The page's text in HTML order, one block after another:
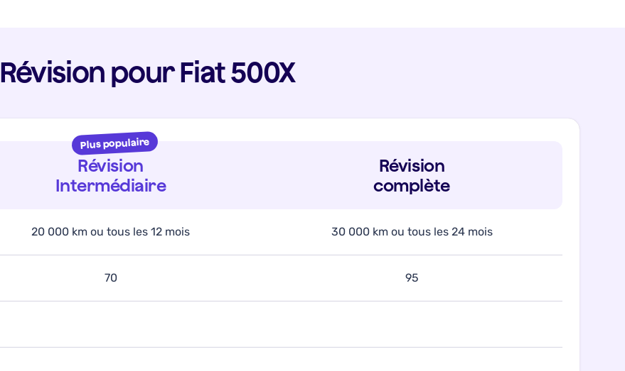
Révision pour Fiat 500X
Plus populaire
Révision
Intermédiaire
Révision
complète
20 000 km ou tous les 12 mois 30 000 km ou tous les 24 mois
70 95